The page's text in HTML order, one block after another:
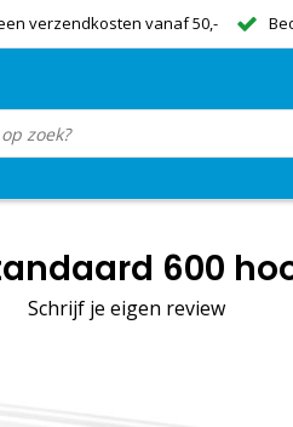
verzendkosten vanaf 50,-
600
Schrijf je eigen review